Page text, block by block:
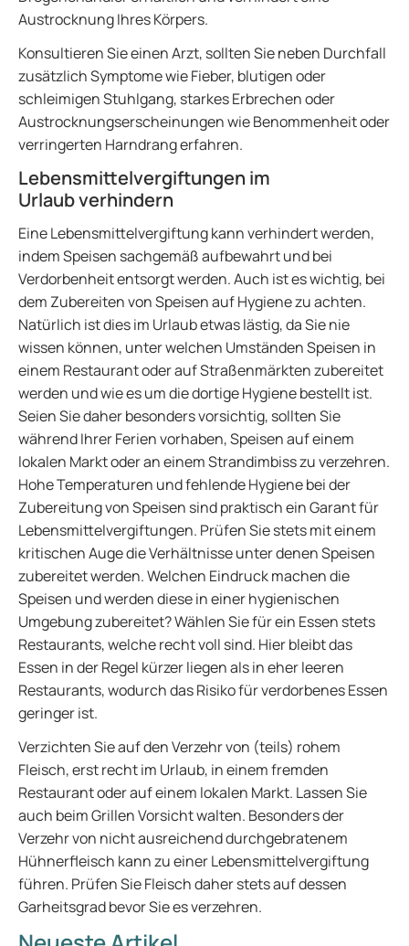
Austrocknung Ihres Körpers.
Konsultieren Sie einen Arzt, sollten Sie neben Durchfall
zusätzlich Symptome wie Fieber, blutigen oder
schleimigen Stuhlgang, starkes Erbrechen oder
Austrocknungserscheinungen wie Benommenheit oder
verringerten Harndrang erfahren.
Lebensmittelvergiftungen im
Urlaub verhindern
Eine Lebensmittelvergiftung kann verhindert werden,
indem Speisen sachgemäß aufbewahrt und bei
Verdorbenheit entsorgt werden. Auch ist es wichtig, bei
dem Zubereiten von Speisen auf Hygiene zu achten.
Natürlich ist dies im Urlaub etwas lästig, da Sie nie
wissen können, unter welchen Umständen Speisen in
einem Restaurant oder auf Straßenmärkten zubereitet
werden und wie es um die dortige Hygiene bestellt ist.
Seien Sie daher besonders vorsichtig, sollten Sie
während Ihrer Ferien vorhaben, Speisen auf einem
lokalen Markt oder an einem Strandimbiss zu verzehren.
Hohe Temperaturen und fehlende Hygiene bei der
Zubereitung von Speisen sind praktisch ein Garant für
Lebensmittelvergiftungen. Prüfen Sie stets mit einem
kritischen Auge die Verhältnisse unter denen Speisen
zubereitet werden. Welchen Eindruck machen die
Speisen und werden diese in einer hygienischen
Umgebung zubereitet? Wählen Sie für ein Essen stets
Restaurants, welche recht voll sind. Hier bleibt das
Essen in der Regel kürzer liegen als in eher leeren
Restaurants, wodurch das Risiko für verdorbenes Essen
geringer ist.
Verzichten Sie auf den Verzehr von (teils) rohem
Fleisch, erst recht im Urlaub, in einem fremden
Restaurant oder auf einem lokalen Markt. Lassen Sie
auch beim Grillen Vorsicht walten. Besonders der
Verzehr von nicht ausreichend durchgebratenem
Hühnerfleisch kann zu einer Lebensmittelvergiftung
führen. Prüfen Sie Fleisch daher stets auf dessen
Garheitsgrad bevor Sie es verzehren.